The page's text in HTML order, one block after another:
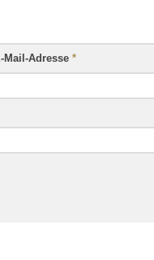
Mail-Adresse*